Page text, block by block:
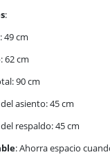
:
49 cm
62 cm
90 cm
asiento: 45 cm
respaldo: 45 cm
: Ahorra espacio